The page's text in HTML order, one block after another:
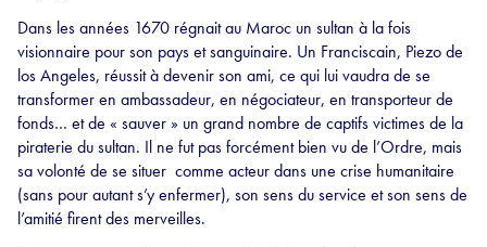
Dans les années 1670 régnait au Maroc un sultan à la fois
visionnaire pour son pays et sanguinaire. Un Franciscain, Piezo de
los Angeles, réussit à devenir son ami, ce qui lui vaudra de se
transformer en ambassadeur, en négociateur, en transporteur de
fonds… et de « sauver » un grand nombre de captifs victimes de la
piraterie du sultan. Il ne fut pas forcément bien vu de l’Ordre, mais
sa volonté de se situer comme acteur dans une crise humanitaire
(sans pour autant s’y enfermer), son sens du service et son sens de
l’amitié firent des merveilles.